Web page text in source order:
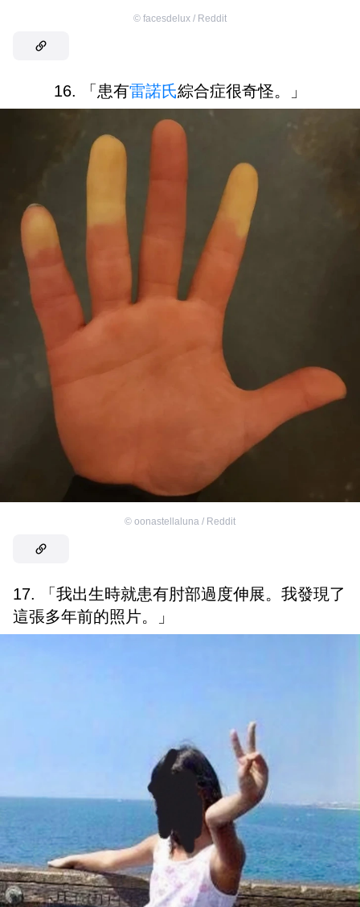
© facesdelux / Reddit
16. 「患有雷諾氏綜合症很奇怪。」
© oonastellaluna / Reddit
17. 「我出生時就患有肘部過度伸展。我發現了
這張多年前的照片。」